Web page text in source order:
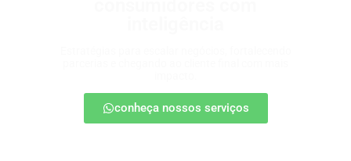
conheça nossos serviços